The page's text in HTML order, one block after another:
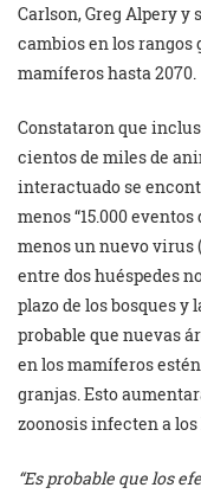
Carlson, Greg Alpery y
cambios en los rangos
mamíferos hasta 2070.
Constataron que
cientos de miles de
interactuado se
menos “15.000
menos un nuevo virus
entre dos huéspedes
plazo de los bosques
probable que nuevas
en los mamíferos
granjas. Esto
zoonosis infecten a
“Es probable que los